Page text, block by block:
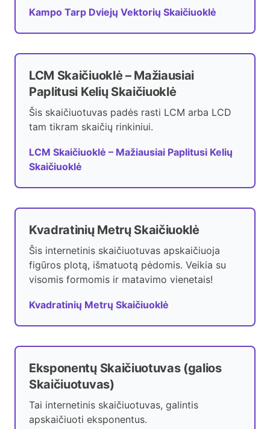
Kampo Tarp Dviejų Vektorių Skaičiuoklė
LCM Skaičiuoklė – Mažiausiai
Paplitusi Kelių Skaičiuoklė
Šis skaičiuotuvas padės rasti LCM arba LCD
tam tikram skaičių rinkiniui.
LCM Skaičiuoklė – Mažiausiai Paplitusi Kelių
Skaičiuoklė
Kvadratinių Metrų Skaičiuoklė
Šis internetinis skaičiuotuvas apskaičiuoja
figūros plotą, išmatuotą pėdomis. Veikia su
visomis formomis ir matavimo vienetais!
Kvadratinių Metrų Skaičiuoklė
Eksponentų Skaičiuotuvas (galios
Skaičiuotuvas)
Tai internetinis skaičiuotuvas, galintis
apskaičiuoti eksponentus.